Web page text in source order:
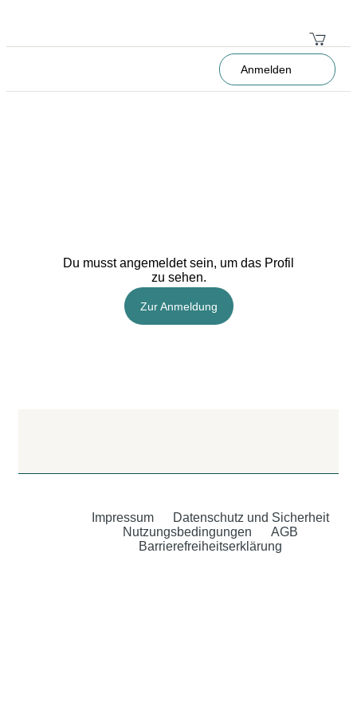
Anmelden
Du musst angemeldet sein, um das Profil
zu sehen.
Zur Anmeldung
Impressum
Datenschutz und Sicherheit
Nutzungsbedingungen
AGB
Barrierefreiheitserklärung